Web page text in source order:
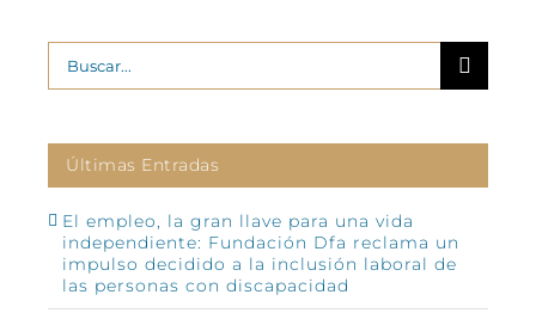
Buscar:
Últimas Entradas
El empleo, la gran llave para una vida
independiente: Fundación Dfa reclama un
impulso decidido a la inclusión laboral de
las personas con discapacidad